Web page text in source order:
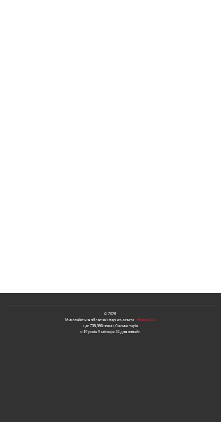
© 2026.
Миколаївська обласна інтернет-газета«Новини N»
це: 705,356 новин, 0 коментарів
и 19 років 5 місяців 24 дня онлайн.